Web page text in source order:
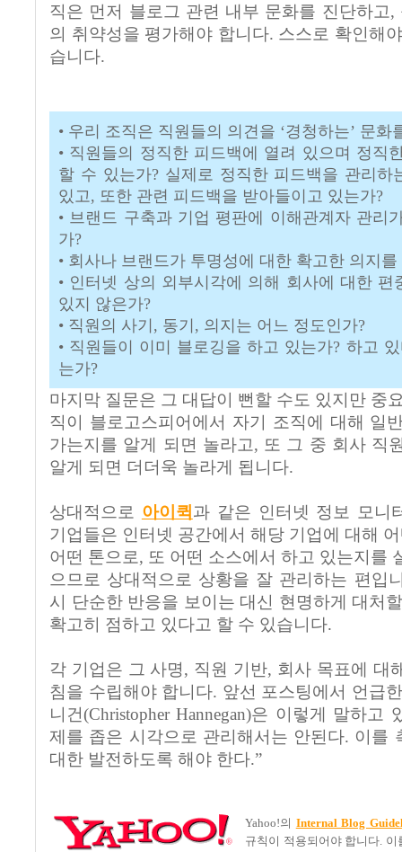
직은 먼저 블로그 관련 내부 문화를 진단하고,
의 취약성을 평가해야 합니다. 스스로 확인해
습니다.
• 우리 조직은 직원들의 의견을 ‘경청하는’ 문화
• 직원들의 정직한 피드백에 열려 있으며 정직
할 수 있는가? 실제로 정직한 피드백을 관리하
있고, 또한 관련 피드백을 받아들이고 있는가?
• 브랜드 구축과 기업 평판에 이해관계자 관리
가?
• 회사나 브랜드가 투명성에 대한 확고한 의지
• 인터넷 상의 외부시각에 의해 회사에 대한 편
있지 않은가?
• 직원의 사기, 동기, 의지는 어느 정도인가?
• 직원들이 이미 블로깅을 하고 있는가? 하고
는가?
마지막 질문은 그 대답이 뻔할 수도 있지만 중
직이 블로고스피어에서 자기 조직에 대해 일
가는지를 알게 되면 놀라고, 또 그 중 회사 직
알게 되면 더더욱 놀라게 됩니다.
상대적으로 아이퀵 과 같은 인터넷 정보 모니
기업들은 인터넷 공간에서 해당 기업에 대해
어떤 톤으로, 또 어떤 소스에서 하고 있는지를
으므로 상대적으로 상황을 잘 관리하는 편입
시 단순한 반응을 보이는 대신 현명하게 대처
확고히 점하고 있다고 할 수 있습니다.
각 기업은 그 사명, 직원 기반, 회사 목표에 대
침을 수립해야 합니다. 앞선 포스팅에서 언급
니건(Christopher Hannegan)은 이렇게 말하고
제를 좁은 시각으로 관리해서는 안된다. 이를
대한 발전하도록 해야 한다.”
Yahoo!의 Internal Blog
규칙이 적용되어야 합니다.